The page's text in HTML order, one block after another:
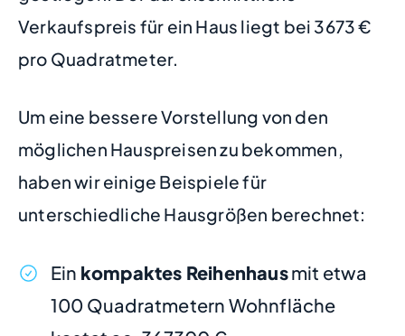
Verkaufspreis für ein Haus liegt bei 3673 €
pro Quadratmeter.
Um eine bessere Vorstellung von den
möglichen Hauspreisen zu bekommen,
haben wir einige Beispiele für
unterschiedliche Hausgrößen berechnet:
Ein kompaktes Reihenhausmit etwa
100 Quadratmetern Wohnfläche